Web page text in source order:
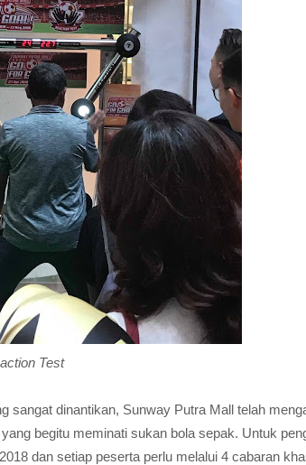
Test
sangat dinantikan, Sunway Putra Mall telah
begitu meminati sukan bola sepak. Untuk
dan setiap peserta perlu melalui 4 cabaran